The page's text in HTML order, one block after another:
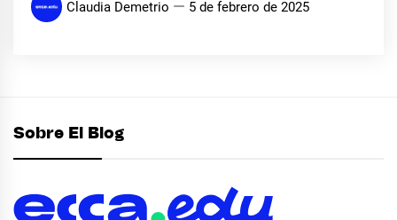
Claudia Demetrio 5 de febrero de 2025
Sobre El Blog